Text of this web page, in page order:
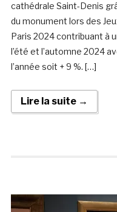
cathédrale Saint-Denis
du monument lors des
Paris 2024 contribuant à
l’été et l’automne 2024
l’année soit + 9 %. […]
Lire la suite →